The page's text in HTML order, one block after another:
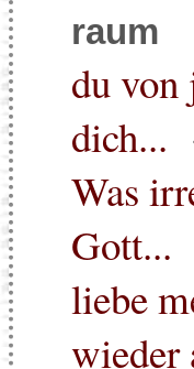
raum
du von
dich...
Was
Gott...
liebe
wieder